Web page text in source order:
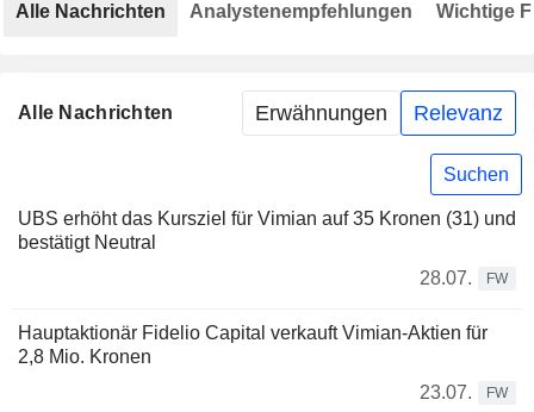
Alle Nachrichten Erwähnungen Relevanz
Suchen
UBS erhöht das Kursziel für Vimian auf 35 Kronen (31) und
bestätigt Neutral
28.07.
FW
Hauptaktionär Fidelio Capital verkauft Vimian-Aktien für
2,8 Mio. Kronen
23.07.
FW
Alle Nachrichten Analystenempfehlungen Wichtige